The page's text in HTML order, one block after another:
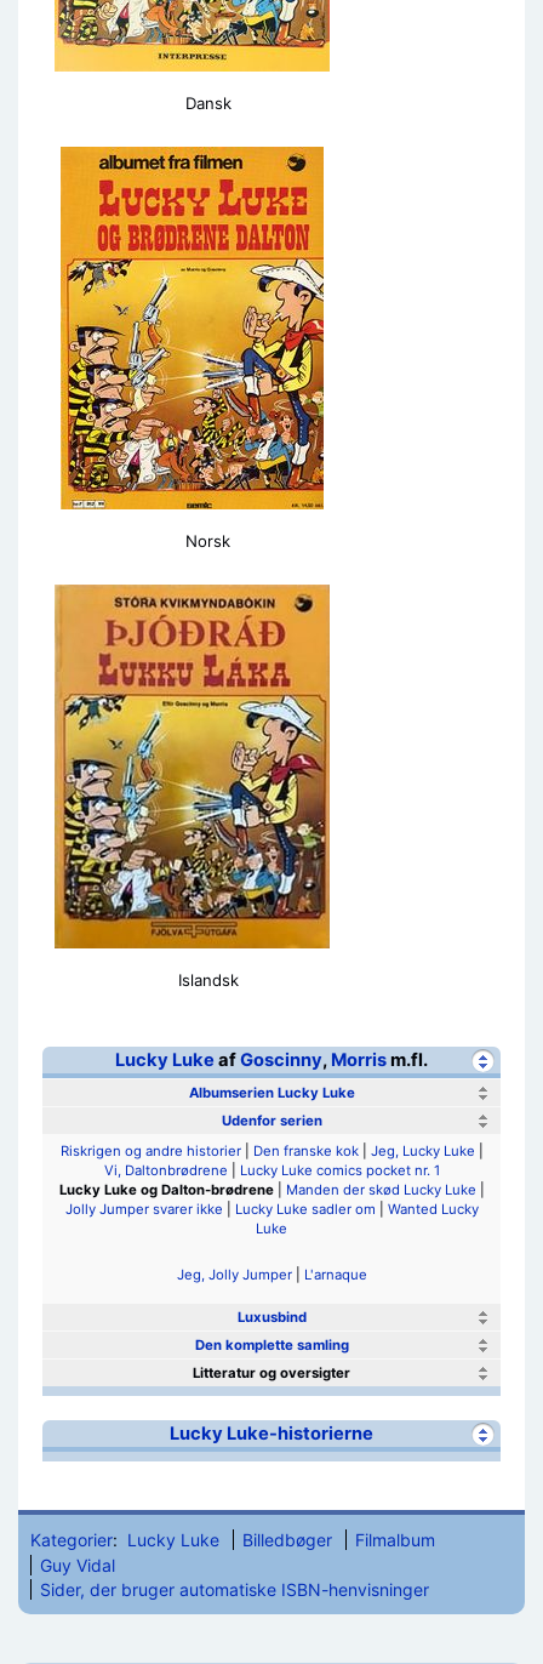
Dansk
Norsk
Islandsk
Lucky Luke afGoscinny, Morrism.fl.
Albumserien Lucky Luke
Udenfor serien
Riskrigen og andre historier| Den franske kok| Jeg, Lucky Luke
Vi, Daltonbrødrene
Lucky Luke comics pocket nr. 1
Lucky Luke og Dalton-brødrene| Manden der skød Lucky Luke
Jolly Jumper svarer ikke
Lucky Luke sadler om
Wanted Lucky
Luke
Jeg, Jolly Jumper| L'arnaque
Luxusbind
Den komplette samling
Litteratur og oversigter
Lucky Luke-historierne
Kategorier: Lucky Luke Billedbøger
Filmalbum
Guy Vidal
Sider, der bruger automatiske ISBN-henvisninger